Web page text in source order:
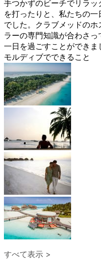
手つかずのビーチでリラ
を打ったりと、私たちの
でした。クラブメッドの
ラーの専門知識が合わさ
一日を過ごすことができま
モルディブでできること
すべて表示 >